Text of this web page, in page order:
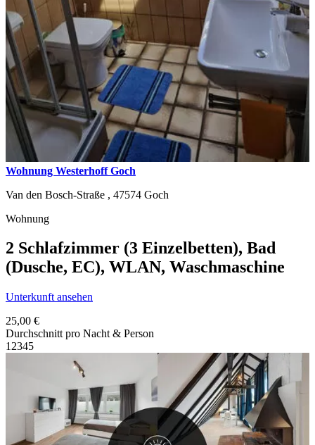
Wohnung Westerhoff Goch
Van den Bosch-Straße , 47574 Goch
Wohnung
2 Schlafzimmer (3 Einzelbetten), Bad
(Dusche, EC), WLAN, Waschmaschine
Unterkunft ansehen
25,00 €
Durchschnitt pro Nacht & Person
1 2345